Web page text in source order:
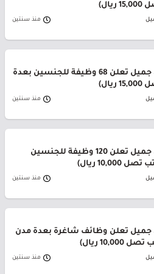
منذ سنتين
شركة باب رزق جميل تعلن 68 وظيفة للجنسين بعدة
منذ سنتين
شركة باب رزق جميل تعلن 120 وظيفة للجنسين
ريال)
منذ سنتين
جميل تعلن وظائف شاغرة بعدة مدن
ريال)
منذ سنتين